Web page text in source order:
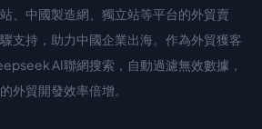
、中國製造網、獨立站等平台的外貿賣
支持，助力中國企業出海。作為外貿獲客
AI聯網搜索，自動過濾無效數據，
外貿開發效率倍增。